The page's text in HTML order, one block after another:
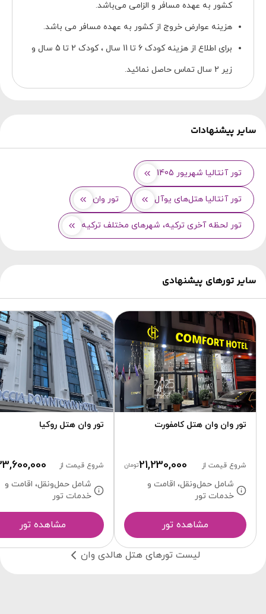
کشور به عهده مسافر و الزامی می‌باشد.
هزینه عوارض خروج از کشور به عهده مسافر می باشد.
برای اطلاع از هزینه کودک 6 تا 11 سال ، کودک 2 تا 5 سال و
زیر 2 سال تماس حاصل نمائید.
سایر پیشنهادات
تور آنتالیا شهریور 1405
تور آنتالیا هتل‌های یوآل تور وان
تور لحظه آخری ترکیه، شهرهای مختلف ترکیه
سایر تورهای پیشنهادی
تور وان وان هتل کامفورت
شروع قیمت از 21,230,000تومان
شامل حمل‌ونقل، اقامت و
خدمات تور
مشاهده تور
تور وان هتل روکیا
شروع قیمت از
شامل حمل‌ونقل، اقامت و
خدمات تور
مشاهده تور
لیست تورهای هتل هالدی وان